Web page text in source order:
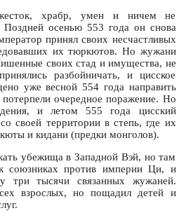
храбр, умен и ничем не
Поздней осенью 553 года он снова
принял своих несчастливых
их тюркютов. Но жужани
своих стад и имущества, не
разбойничать, и цисское
уже весной 554 года направить
очередное поражение. Но
и летом 555 года цисский
своей территории в степь, где их
и кидани (предки монголов).
убежища в Западной Вэй, но там
союзниках против империи Ци, и
три тысячи связанных жужаней.
взрослых, но пощадил детей и